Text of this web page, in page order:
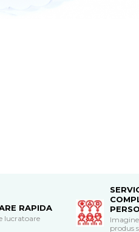
RAPIDA
lucratoare
produs